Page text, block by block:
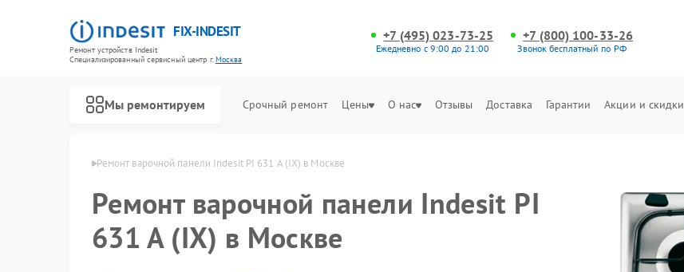
FIX-INDESIT
Ремонт устройств Indesit
Специализированный cервисный центр г.Москва
+7 (495) 023-73-25
Ежедневно с 9:00 до 21:00
+7 (800) 100-33-26
Звонок бесплатный по РФ
Мы ремонтируем Срочный ремонт Цены О нас Отзывы Доставка Гарантии Акции и скидки
Ремонт варочной панели Indesit PI 631 A (IX) в Москве
Ремонт варочной панели Indesit PI
631 A (IX) в Москве